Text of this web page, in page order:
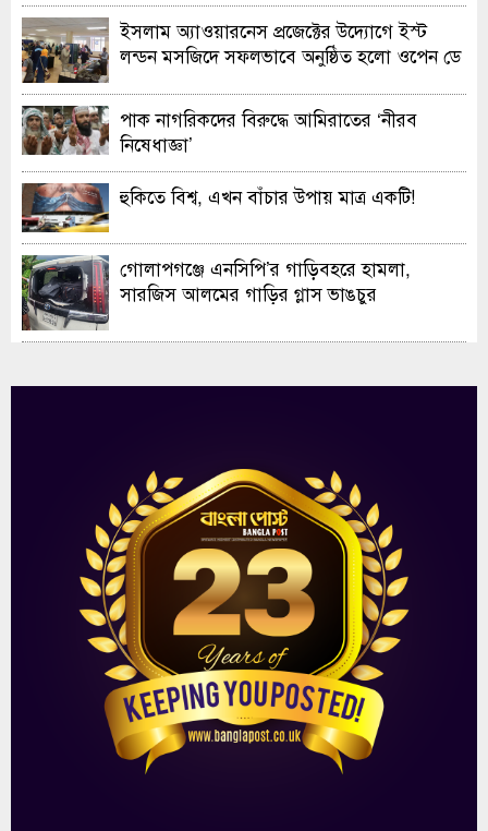
ইসলাম অ্যাওয়ারনেস প্রজেক্টের উদ্যোগে ইস্ট
লন্ডন মসজিদে সফলভাবে অনুষ্ঠিত হলো ওপেন ডে
পাক নাগরিকদের বিরুদ্ধে আমিরাতের ‘নীরব
নিষেধাজ্ঞা’
হুকিতে বিশ্ব, এখন বাঁচার উপায় মাত্র একটি!
গোলাপগঞ্জে এনসিপি’র গাড়িবহরে হামলা,
সারজিস আলমের গাড়ির গ্লাস ভাঙচুর